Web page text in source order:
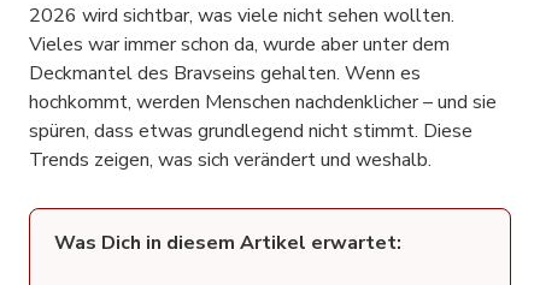
2026 wird sichtbar, was viele nicht sehen wollten.
Vieles war immer schon da, wurde aber unter dem
Deckmantel des Bravseins gehalten. Wenn es
hochkommt, werden Menschen nachdenklicher – und sie
spüren, dass etwas grundlegend nicht stimmt. Diese
Trends zeigen, was sich verändert und weshalb.
Was Dich in diesem Artikel erwartet: